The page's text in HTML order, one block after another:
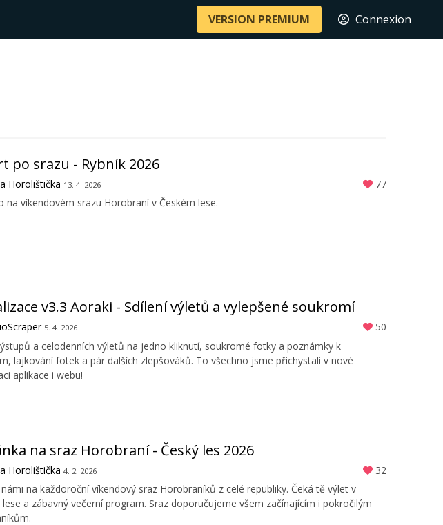
VERSION PREMIUM Connexion
po srazu - Rybník 2026
Horolištička 13. 4. 2026
77
na víkendovém srazu Horobraní v Českém lese.
v3.3 Aoraki - Sdílení výletů a vylepšené soukromí
5. 4. 2026
50
a celodenních výletů na jedno kliknutí, soukromé fotky a poznámky k
lajkování fotek a pár dalších zlepšováků. To všechno jsme přichystali v nové
aplikace i webu!
na sraz Horobraní - Český les 2026
Horolištička 4. 2. 2026
32
na každoroční víkendový sraz Horobraníků z celé republiky. Čeká tě výlet v
lese a zábavný večerní program. Sraz doporučujeme všem začínajícím i pokročilým